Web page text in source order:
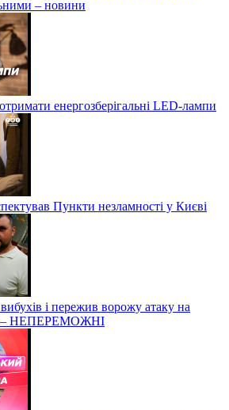
– новини
енергозберігальні LED-лампи
Пункти незламності у Києві
і пережив ворожу атаку на
– НЕПЕРЕМОЖНІ